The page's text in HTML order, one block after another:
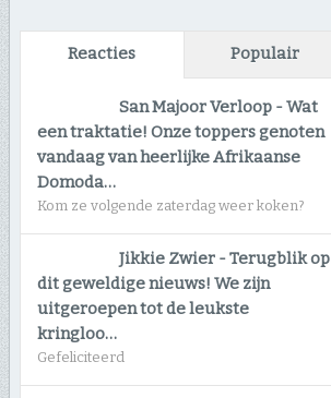
Reacties Populair
San Majoor Verloop -Wat
een traktatie! Onze toppers genoten
vandaag van heerlijke Afrikaanse
Domoda…
Kom ze volgende zaterdag weer koken?
Jikkie Zwier -Terugblik op
dit geweldige nieuws! We zijn
uitgeroepen tot de leukste
kringloo…
Gefeliciteerd